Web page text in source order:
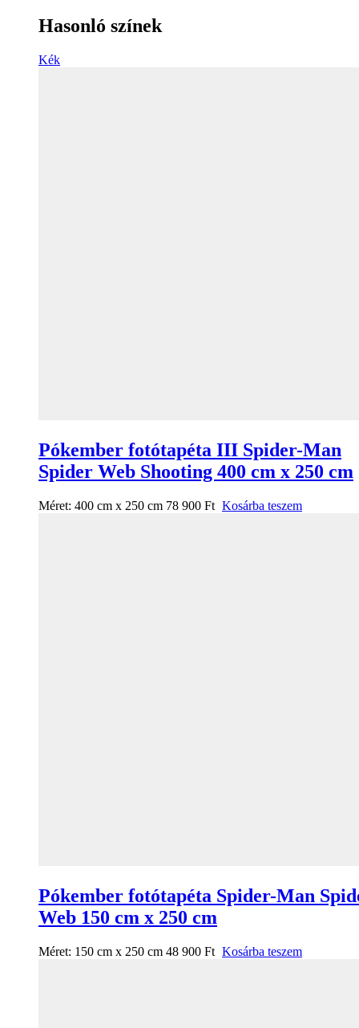
Hasonló színek
Kék
Pókember fotótapéta III Spider-Man
Spider Web Shooting 400 cm x 250 cm
Méret: 400 cm x 250 cm 78 900 Ft Kosárba teszem
Pókember fotótapéta Spider-Man
Web 150 cm x 250 cm
Méret: 150 cm x 250 cm 48 900 Ft Kosárba teszem